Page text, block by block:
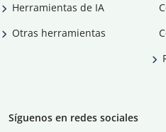
Herramientas de IA
Otras herramientas
Síguenos en redes sociales